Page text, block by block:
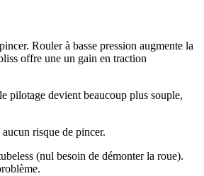
Rouler à basse pression augmente la
offre une un gain en traction
pilotage devient beaucoup plus souple,
risque de pincer.
(nul besoin de démonter la roue).